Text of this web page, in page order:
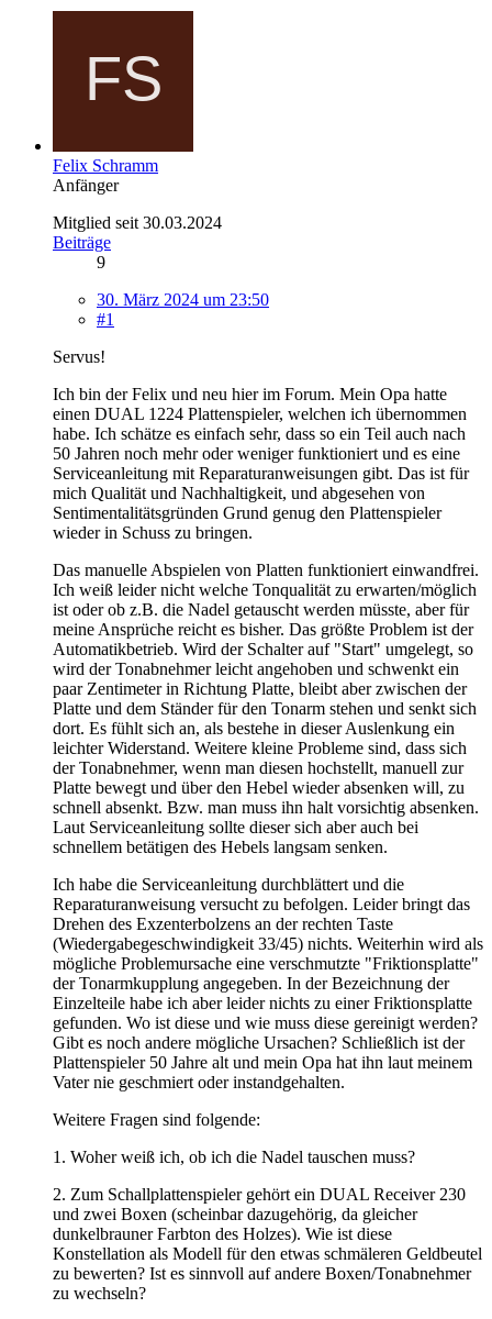
Felix Schramm
Anfänger
Mitglied seit 30.03.2024
Beiträge
9
30. März 2024 um 23:50
#1
Servus!
Ich bin der Felix und neu hier im Forum. Mein Opa hatte
einen DUAL 1224 Plattenspieler, welchen ich übernommen
habe. Ich schätze es einfach sehr, dass so ein Teil auch nach
50 Jahren noch mehr oder weniger funktioniert und es eine
Serviceanleitung mit Reparaturanweisungen gibt. Das ist für
mich Qualität und Nachhaltigkeit, und abgesehen von
Sentimentalitätsgründen Grund genug den Plattenspieler
wieder in Schuss zu bringen.
Das manuelle Abspielen von Platten funktioniert einwandfrei.
Ich weiß leider nicht welche Tonqualität zu erwarten/möglich
ist oder ob z.B. die Nadel getauscht werden müsste, aber für
meine Ansprüche reicht es bisher. Das größte Problem ist der
Automatikbetrieb. Wird der Schalter auf "Start" umgelegt, so
wird der Tonabnehmer leicht angehoben und schwenkt ein
paar Zentimeter in Richtung Platte, bleibt aber zwischen der
Platte und dem Ständer für den Tonarm stehen und senkt sich
dort. Es fühlt sich an, als bestehe in dieser Auslenkung ein
leichter Widerstand. Weitere kleine Probleme sind, dass sich
der Tonabnehmer, wenn man diesen hochstellt, manuell zur
Platte bewegt und über den Hebel wieder absenken will, zu
schnell absenkt. Bzw. man muss ihn halt vorsichtig absenken.
Laut Serviceanleitung sollte dieser sich aber auch bei
schnellem betätigen des Hebels langsam senken.
Ich habe die Serviceanleitung durchblättert und die
Reparaturanweisung versucht zu befolgen. Leider bringt das
Drehen des Exzenterbolzens an der rechten Taste
(Wiedergabegeschwindigkeit 33/45) nichts. Weiterhin wird als
mögliche Problemursache eine verschmutzte "Friktionsplatte"
der Tonarmkupplung angegeben. In der Bezeichnung der
Einzelteile habe ich aber leider nichts zu einer Friktionsplatte
gefunden. Wo ist diese und wie muss diese gereinigt werden?
Gibt es noch andere mögliche Ursachen? Schließlich ist der
Plattenspieler 50 Jahre alt und mein Opa hat ihn laut meinem
Vater nie geschmiert oder instandgehalten.
Weitere Fragen sind folgende:
1. Woher weiß ich, ob ich die Nadel tauschen muss?
2. Zum Schallplattenspieler gehört ein DUAL Receiver 230
und zwei Boxen (scheinbar dazugehörig, da gleicher
dunkelbrauner Farbton des Holzes). Wie ist diese
Konstellation als Modell für den etwas schmäleren Geldbeutel
zu bewerten? Ist es sinnvoll auf andere Boxen/Tonabnehmer
zu wechseln?